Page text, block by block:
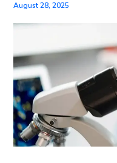
August 28, 2025